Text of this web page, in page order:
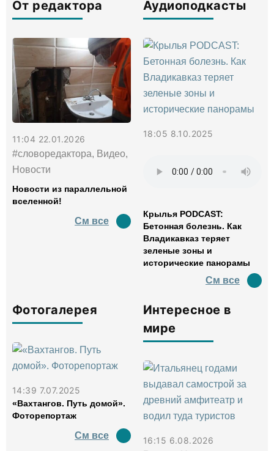
От редактора
11:04 22.01.2026
#словоредактора, Видео,
Новости
Новости из параллельной
вселенной!
См все
Аудиоподкасты
18:05 8.10.2025
Крылья PODCAST:
Бетонная болезнь. Как
Владикавказ теряет
зеленые зоны и
исторические панорамы
См все
Фотогалерея
14:39 7.07.2025
«Вахтангов. Путь домой».
Фоторепортаж
См все
Интересное в
мире
16:15 6.08.2026